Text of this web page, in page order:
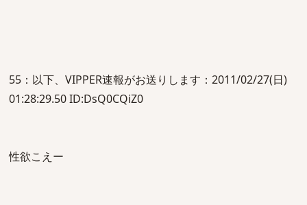
55：以下、VIPPER速報がお送りします：2011/02/27(日)
01:28:29.50 ID:DsQ0CQiZ0
性欲こえー